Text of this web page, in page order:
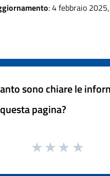
: 4 febbraio
sono chiare le
pagina?